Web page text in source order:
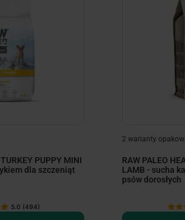
PUPPY MINI
dla szczeniąt
5.0 (494)
2 warianty
RAW PALEO
LAMB - sucha
psów dorosłych